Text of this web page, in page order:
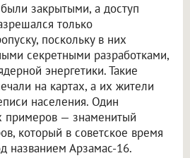
закрытыми, а доступ
только
поскольку в них
секретными разработками,
энергетики. Такие
на картах, а их жители
населения. Один
примеров — знаменитый
который в советское время
названием Арзамас-16.